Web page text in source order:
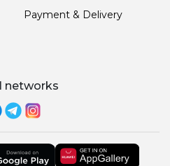
Payment & Delivery
networks